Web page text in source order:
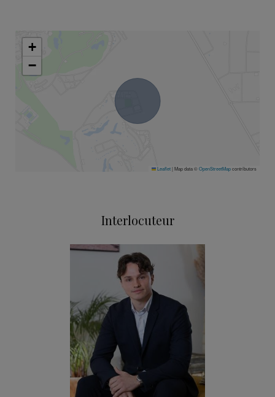
+
−
Leaflet| Map data ©OpenStreetMapcontributors
Interlocuteur